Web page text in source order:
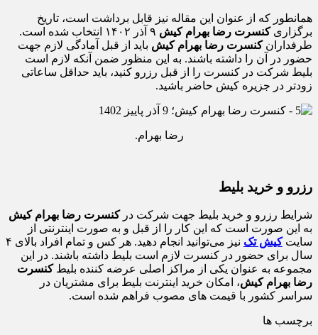
همانطور که از عنوان این مقاله نیز قابل برداشت است، تاریخ
برگزاریکنسرت رضا بهرام کیش
۹ آذر ۱۴۰۲ انتخاب شده است.
طرفدارانکنسرت رضا بهرام کیش باید از قبل آمادگی لازم جهت
حضور در آن را داشته باشند. به این منظور ضمن آنکه لازم است
بلیط شرکت در کنسرت را از قبل رزرو کنید، باید حداقل ساعاتی
زودتر در جزیره کیش حاضر باشید.
رضا بهرام.
رزرو و خرید بلیط
شرایط رزرو و خرید بلیط جهت شرکت درکنسرت رضا بهرام کیش
به این صورت است که این کار را از قبل و به صورت اینترنتی از
سایتکیش تک
نیز می‌توانید انجام دهید. هر کس و تمام افراد بالای ۴
سال برای حضور در کنسرت لازم است بلیط داشته باشند. در این
مجموعه به عنوان یکی از مراکز اصلی عرضه کننده بلیطکنسرت
رضا بهرام کیش، امکان خرید اینترنت بلیط برای مشتریان در
سراسر کشور با قیمت های مصوب فراهم شده است.
برچسب ها